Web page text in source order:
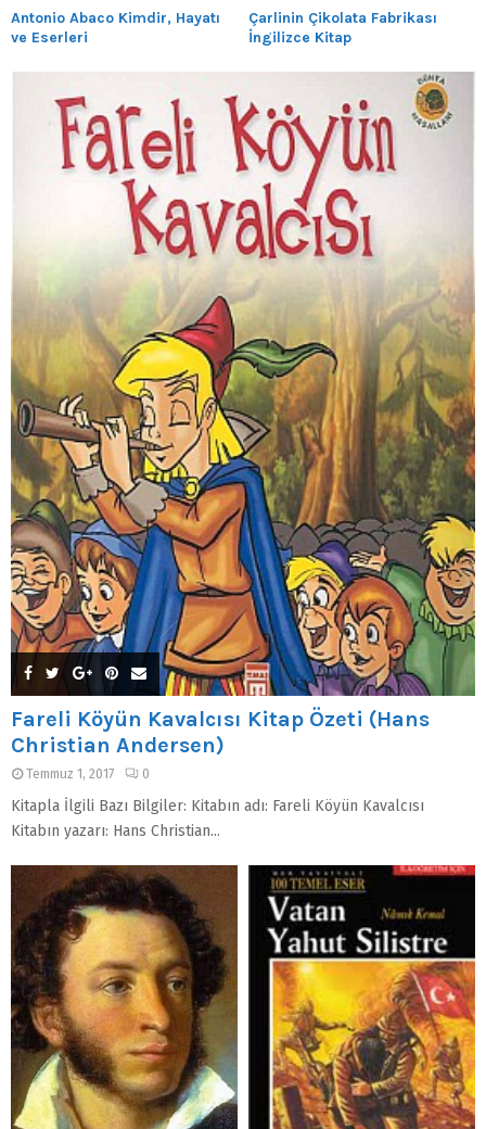
Antonio Abaco Kimdir, Hayatı
ve Eserleri
Çarlinin Çikolata Fabrikası
İngilizce Kitap
Fareli Köyün Kavalcısı Kitap Özeti (Hans
Christian Andersen)
Temmuz 1, 2017 0
Kitapla İlgili Bazı Bilgiler: Kitabın adı: Fareli Köyün Kavalcısı
Kitabın yazarı: Hans Christian...